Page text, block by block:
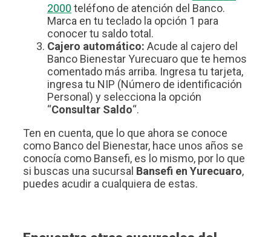
2000 teléfono de atención del Banco.
Marca en tu teclado la opción 1 para
conocer tu saldo total.
Cajero automático: Acude al cajero del
Banco Bienestar Yurecuaro que te hemos
comentado más arriba. Ingresa tu tarjeta,
ingresa tu NIP (Número de identificación
Personal) y selecciona la opción
“Consultar Saldo“.
Ten en cuenta, que lo que ahora se conoce
como Banco del Bienestar, hace unos años se
conocía como Bansefi, es lo mismo, por lo que
si buscas una sucursal Bansefi en Yurecuaro,
puedes acudir a cualquiera de estas.